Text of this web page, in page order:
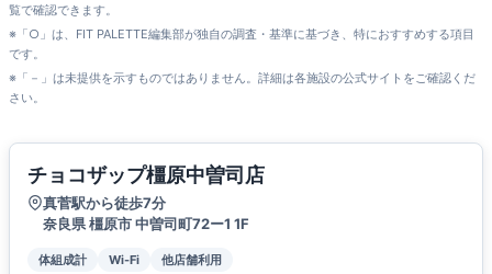
覧で確認できます。
※「○」は、FIT PALETTE編集部が独自の調査・基準に基づき、特におすすめする項目
です。
※「－」は未提供を示すものではありません。詳細は各施設の公式サイトをご確認くだ
さい。
チョコザップ橿原中曽司店
真菅駅から徒歩7分
奈良県 橿原市 中曽司町72ー1 1F
体組成計 Wi-Fi 他店舗利用